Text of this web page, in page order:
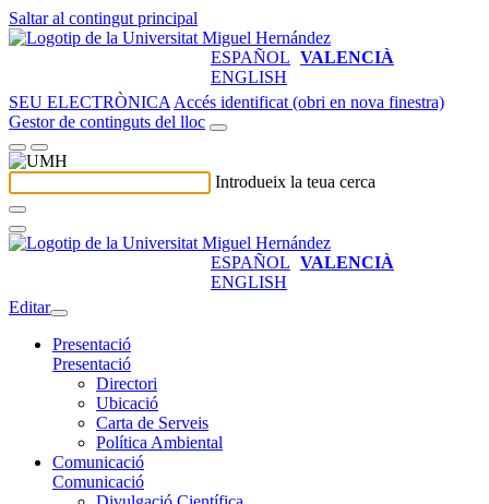
Saltar al contingut principal
ESPAÑOL VALENCIÀ
ENGLISH
SEU ELECTRÒNICA Accés identificat (obri en nova finestra)
Gestor de continguts del lloc
Introdueix la teua cerca
ESPAÑOL VALENCIÀ
ENGLISH
Editar
Presentació
Presentació
Directori
Ubicació
Carta de Serveis
Política Ambiental
Comunicació
Comunicació